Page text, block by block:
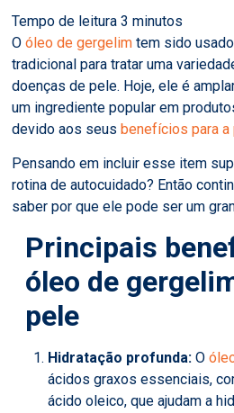
Oóleo de gergelim tem sido
tradicional para tratar uma
doenças de pele. Hoje, ele é
um ingrediente popular em
devido aos seusbenefícios para a
Pensando em incluir esse item
rotina de autocuidado? Então
saber por que ele pode ser um
Principais
óleo de
pele
Hidratação profunda: O
ácidos graxos essenciais,
ácido oleico, que ajudam a